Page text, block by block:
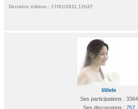
Dernière édition : 17/01/2011 12h37
lililele
Ses participations : 3364
Ses discussions : 757